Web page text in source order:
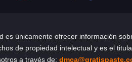
únicamente ofrecer información
de propiedad intelectual y es el
a través de: